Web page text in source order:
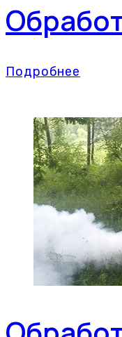
Подробнее